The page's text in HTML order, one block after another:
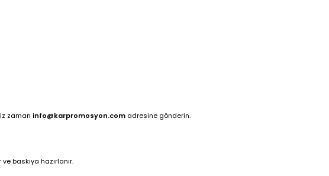
zaman info@karpromosyon.comadresine gönderin.
baskıya hazırlanır.